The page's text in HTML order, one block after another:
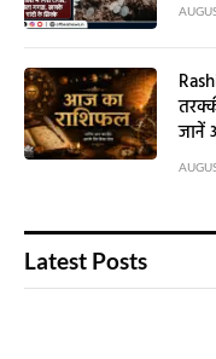
जानें
Latest Posts